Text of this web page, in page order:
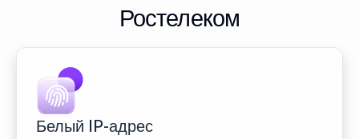
Ростелеком
Белый IP-адрес